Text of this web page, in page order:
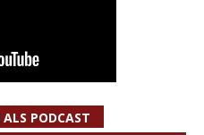
PODCAST